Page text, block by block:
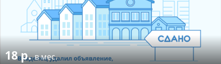
18 р.в мес.